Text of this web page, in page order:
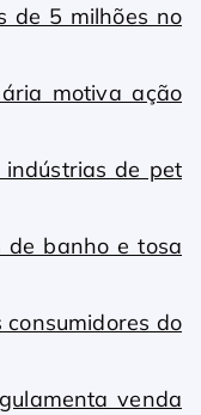
de 5 milhões no
motiva ação
de pet
de banho e tosa
consumidores do
venda